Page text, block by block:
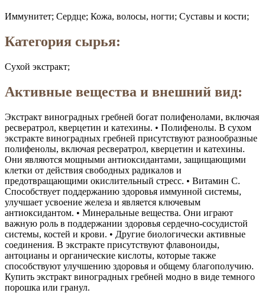
Иммунитет; Сердце; Кожа, волосы, ногти; Суставы и кости;
Категория сырья:
Сухой экстракт;
Активные вещества и внешний вид:
Экстракт виноградных гребней богат полифенолами, включая
ресвератрол, кверцетин и катехины. • Полифенолы. В сухом
экстракте виноградных гребней присутствуют разнообразные
полифенолы, включая ресвератрол, кверцетин и катехины.
Они являются мощными антиоксидантами, защищающими
клетки от действия свободных радикалов и
предотвращающими окислительный стресс. • Витамин C.
Способствует поддержанию здоровья иммунной системы,
улучшает усвоение железа и является ключевым
антиоксидантом. • Минеральные вещества. Они играют
важную роль в поддержании здоровья сердечно-сосудистой
системы, костей и крови. • Другие биологически активные
соединения. В экстракте присутствуют флавоноиды,
антоцианы и органические кислоты, которые также
способствуют улучшению здоровья и общему благополучию.
Купить экстракт виноградных гребней модно в виде темного
порошка или гранул.